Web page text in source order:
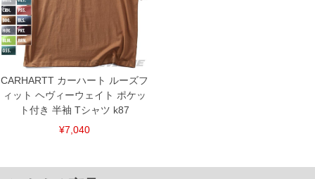
下着(肌着)やワイシャツは商品の性質上、返品交換不可とさせて頂いております。予め
ご了承くださいませ。
※【ボトムの裾上げをご希望の場合】
裾上げ料金は500円+税となります。
備考欄に股下●cmとご記入下さい。（裾上げ無料対象商品は1本につき税込6,000円以
上の品が対象。1本5,999円以下の商品は有料（500円+税）となります。）
出荷まで約1週間～20日間程お時間を頂く場合がございます。
尚、裾上げした商品は返品・交換不可となりますので、予めご了承下さい。
いている、極端なデザインが施されている等)
※商品によって若干のサイズの誤差がございます。また、お客様がご使用の環境（コ
※当店での掲載商品は、実店鋪と在庫を共用しておりますので店頭での売り違い、店
CARHARTT カーハート ルーズフ
ィット ヘヴィーウェイト ポケッ
ト付き 半袖 Tシャツ k87
¥7,040